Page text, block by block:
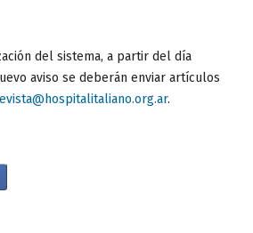
del sistema, a partir del día
aviso se deberán enviar artículos
.